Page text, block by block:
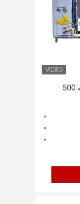
مخزن خنک کننده شیر دولایه 500